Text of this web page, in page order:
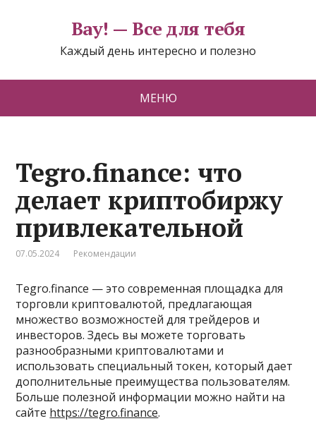
Вау! — Все для тебя
Каждый день интересно и полезно
МЕНЮ
Tegro.finance: что
делает криптобиржу
привлекательной
07.05.2024 Рекомендации
Tegro.finance — это современная площадка для
торговли криптовалютой, предлагающая
множество возможностей для трейдеров и
инвесторов. Здесь вы можете торговать
разнообразными криптовалютами и
использовать специальный токен, который дает
дополнительные преимущества пользователям.
Больше полезной информации можно найти на
сайте https://tegro.finance.